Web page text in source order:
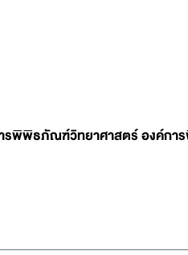
ารพิพิธภัณฑ์วิทยาศาสตร์ องค์ก